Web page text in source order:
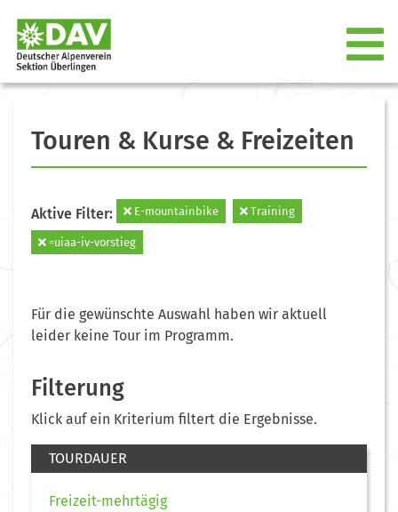
Touren & Kurse & Freizeiten
Aktive Filter: E-mountainbike Training
=uiaa-iv-vorstieg
Für die gewünschte Auswahl haben wir aktuell
leider keine Tour im Programm.
Filterung
Klick auf ein Kriterium filtert die Ergebnisse.
TOURDAUER
Freizeit-mehrtägig